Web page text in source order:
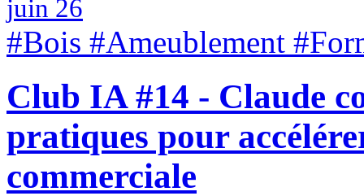
juin 26
#Bois #Ameublement
Club IA #14 - Claude
pratiques pour
commerciale